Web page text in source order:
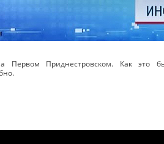
Первом Приднестровском. Как это